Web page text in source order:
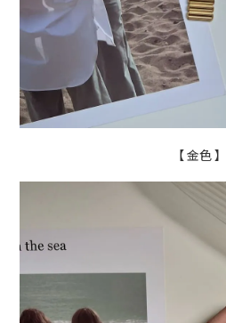
【 金色 】